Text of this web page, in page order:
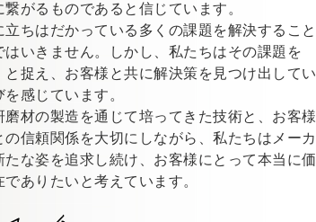
がるものであると信じています。
立ちはだかっている多くの課題を解決すること
はいきません。しかし、私たちはその課題を
と捉え、お客様と共に解決策を見つけ出してい
感じています。
磨材の製造を通じて培ってきた技術と、お客様
の信頼関係を大切にしながら、私たちはメーカ
たな姿を追求し続け、お客様にとって本当に価
ありたいと考えています。